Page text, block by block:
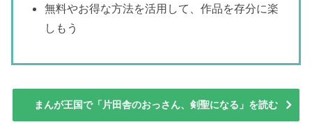
無料やお得な方法を活用して、作品を存分に楽
しもう
まんが王国で「片田舎のおっさん、剣聖になる」を読む